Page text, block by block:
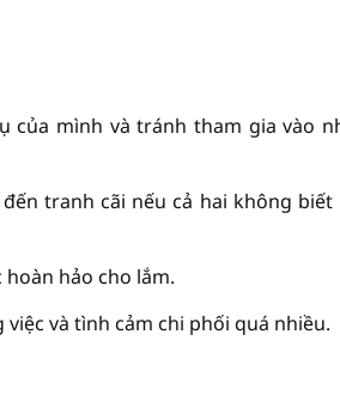
của mình và tránh tham gia vào
tranh cãi nếu cả hai không biết
hảo cho lắm.
và tình cảm chi phối quá nhiều.